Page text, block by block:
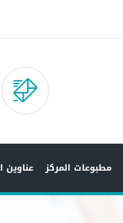
مطبوعات المركز عناوين